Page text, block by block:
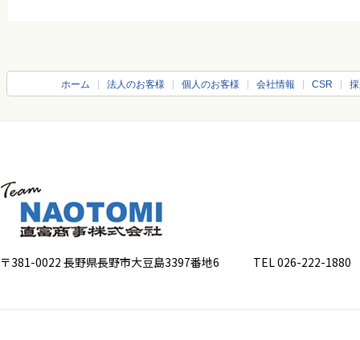
ホーム 法人のお客様 個人のお客様 会社情報 CSR
〒381-0022 長野県長野市大豆島3397番地6 TEL 026-222-1880